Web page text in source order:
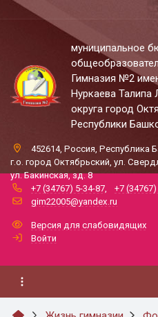
муниципальное
Гимназия №2
Нуркаева Талипа
округа город
Республики
452614, Россия, Республика
г.о. город Октябрьский, ул.
ул. Бакинская, зд. 8
+7 (34767) 5-34-87
+7
gim22005@yandex.ru
Версия для слабовидящих
Войти